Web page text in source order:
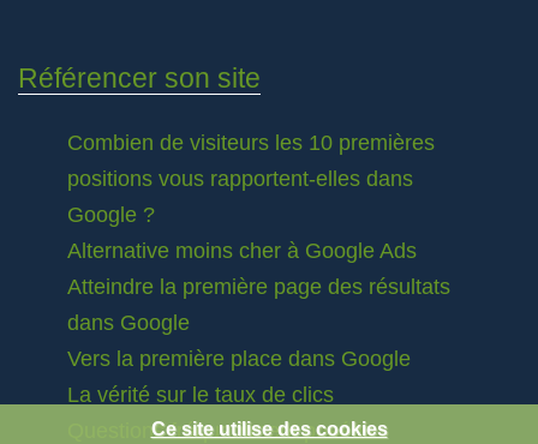
Référencer son site
Combien de visiteurs les 10 premières
positions vous rapportent-elles dans
Google ?
Alternative moins cher à Google Ads
Atteindre la première page des résultats
dans Google
Vers la première place dans Google
La vérité sur le taux de clics
Questions fréquemment posées
Ce site utilise des cookies